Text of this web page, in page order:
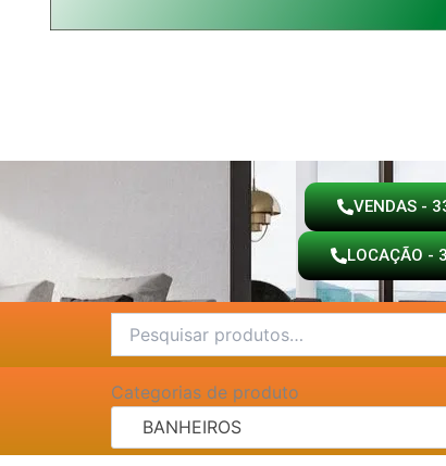
VENDAS -
LOCAÇÃO -
por:
Categorias de produto
BANHEIROS